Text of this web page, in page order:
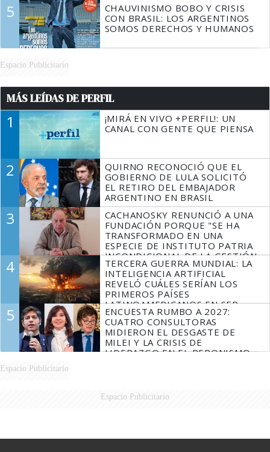
5
CHAUVINISMO BOBO Y CRISIS
CON BRASIL: LOS ARGENTINOS
SOMOS DERECHOS Y HUMANOS
Espacio Publicitario
MÁS LEÍDAS DE PERFIL
1
¡MIRÁ EN VIVO +PERFIL!: UN
CANAL CON GENTE QUE PIENSA
2
QUIRNO RECONOCIÓ QUE EL
GOBIERNO DE LULA SOLICITÓ
EL RETIRO DEL EMBAJADOR
ARGENTINO EN BRASIL
3
CACHANOSKY RENUNCIÓ A UNA
FUNDACIÓN PORQUE "SE HA
TRANSFORMADO EN UNA
ESPECIE DE INSTITUTO PATRIA
INCONDICIONAL DE LA GESTIÓN
DE MILEI"
4
TERCERA GUERRA MUNDIAL: LA
INTELIGENCIA ARTIFICIAL
REVELÓ CUÁLES SERÍAN LOS
PRIMEROS PAÍSES
LATINOAMERICANOS EN SER
DERROTADOS
5
ENCUESTA RUMBO A 2027:
CUATRO CONSULTORAS
MIDIERON EL DESGASTE DE
MILEI Y LA CRISIS DE
LIDERAZGO EN EL PERONISMO
Espacio Publicitario
Espacio Publicitario